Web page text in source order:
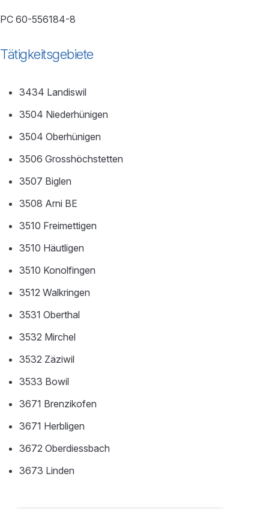
PC 60-556184-8
Tätigkeitsgebiete
3434 Landiswil
3504 Niederhünigen
3504 Oberhünigen
3506 Grosshöchstetten
3507 Biglen
3508 Arni BE
3510 Freimettigen
3510 Häutligen
3510 Konolfingen
3512 Walkringen
3531 Oberthal
3532 Mirchel
3532 Zäziwil
3533 Bowil
3671 Brenzikofen
3671 Herbligen
3672 Oberdiessbach
3673 Linden